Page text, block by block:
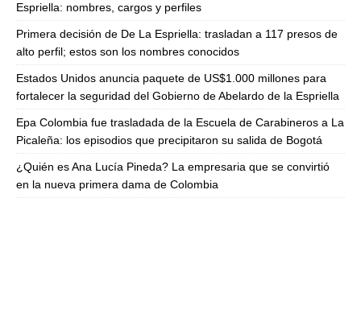
Espriella: nombres, cargos y perfiles
Primera decisión de De La Espriella: trasladan a 117 presos de
alto perfil; estos son los nombres conocidos
Estados Unidos anuncia paquete de US$1.000 millones para
fortalecer la seguridad del Gobierno de Abelardo de la Espriella
Epa Colombia fue trasladada de la Escuela de Carabineros a La
Picaleña: los episodios que precipitaron su salida de Bogotá
¿Quién es Ana Lucía Pineda? La empresaria que se convirtió
en la nueva primera dama de Colombia